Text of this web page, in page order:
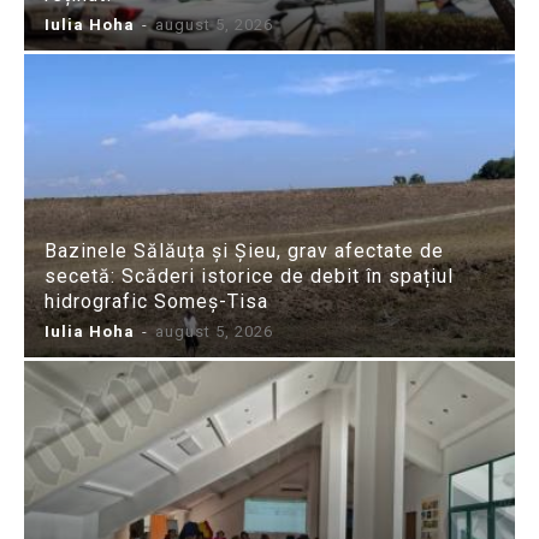
Iulia Hoha - august 5, 2026
Bazinele Sălăuța și Șieu, grav afectate de
secetă: Scăderi istorice de debit în spațiul
hidrografic Someș-Tisa
Iulia Hoha - august 5, 2026